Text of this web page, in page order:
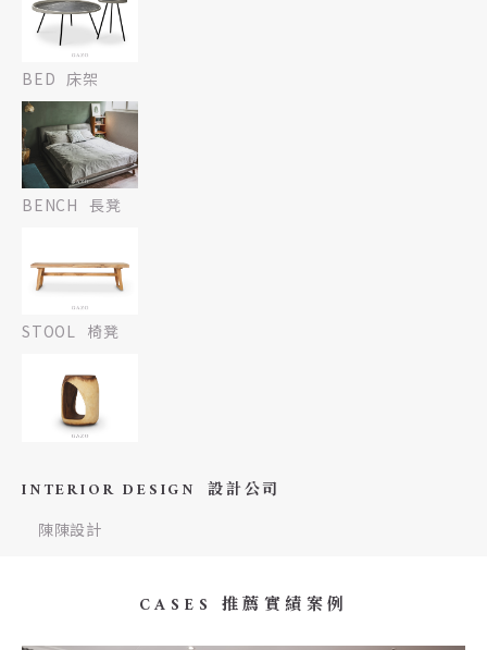
INTERIOR DESIGN
設計公司
陳陳設計
BED 床架
BENCH 長凳
STOOL 椅凳
CASES 推薦實績案例